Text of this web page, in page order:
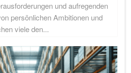
und aufregenden
persönlichen Ambitionen und
viele den...